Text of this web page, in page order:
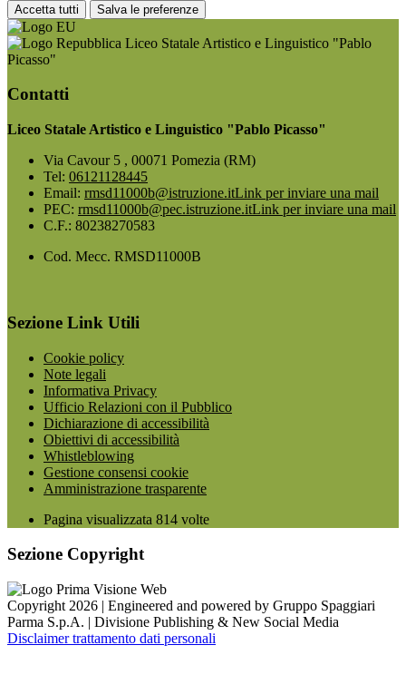
Accetta tutti Salva le preferenze
Liceo Statale Artistico e Linguistico "Pablo
Picasso"
Contatti
Liceo Statale Artistico e Linguistico "Pablo Picasso"
Via Cavour 5 , 00071 Pomezia (RM)
Tel: 06121128445
Email: rmsd11000b@istruzione.itLink per inviare una mail
PEC: rmsd11000b@pec.istruzione.itLink per inviare una mail
C.F.: 80238270583
Cod. Mecc. RMSD11000B
Sezione Link Utili
Cookie policy
Note legali
Informativa Privacy
Ufficio Relazioni con il Pubblico
Dichiarazione di accessibilità
Obiettivi di accessibilità
Whistleblowing
Gestione consensi cookie
Amministrazione trasparente
Pagina visualizzata 814 volte
Sezione Copyright
Copyright 2026 | Engineered and powered by Gruppo Spaggiari
Parma S.p.A. | Divisione Publishing & New Social Media
Disclaimer trattamento dati personali